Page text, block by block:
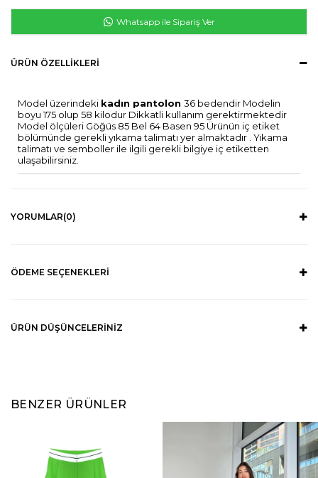
Whatsapp ile Sipariş Ver
ÜRÜN ÖZELLIKLERI
Model üzerindeki kadın pantolon 36 bedendir Modelin
boyu 175 olup 58 kilodur Dikkatli kullanım gerektirmektedir
Model ölçüleri Göğüs 85 Bel 64 Basen 95 Ürünün iç etiket
bölümünde gerekli yıkama talimatı yer almaktadır . Yıkama
talimatı ve semboller ile ilgili gerekli bilgiye iç etiketten
ulaşabilirsiniz.
YORUMLAR(0)
ÖDEME SEÇENEKLERI
ÜRÜN DÜŞÜNCELERINIZ
BENZER ÜRÜNLER